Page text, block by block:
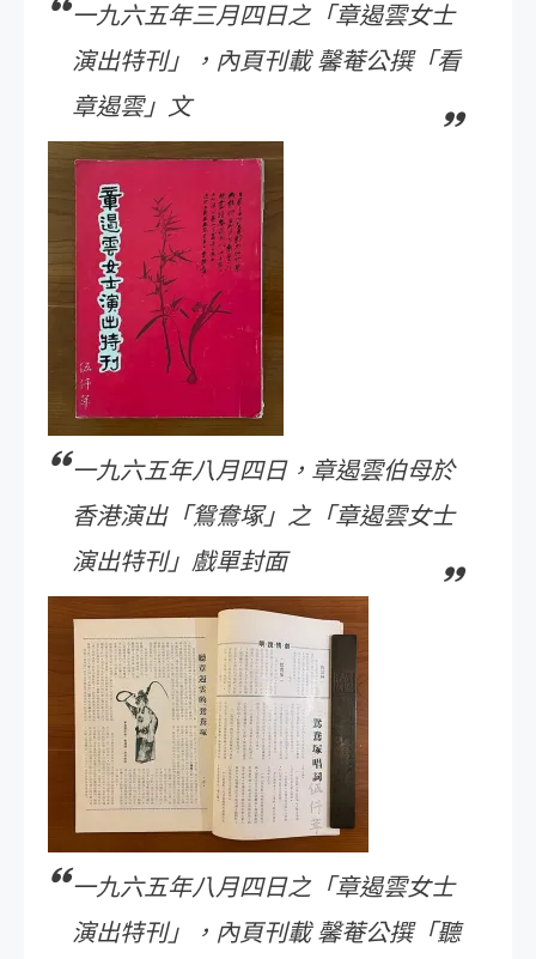
一九六五年三月四日之「章遏雲女士
演出特刊」，內頁刊載 馨菴公撰「看
章遏雲」文
一九六五年八月四日，章遏雲伯母於
香港演出「鴛鴦塚」之「章遏雲女士
演出特刊」戲單封面
一九六五年八月四日之「章遏雲女士
演出特刊」，內頁刊載 馨菴公撰「聽